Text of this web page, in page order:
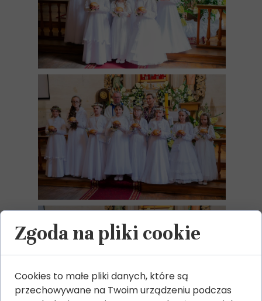
Zgoda na pliki cookie
Cookies to małe pliki danych, które są
przechowywane na Twoim urządzeniu podczas